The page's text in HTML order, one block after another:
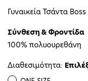
Γυναικεία Τσάντα Boss
Σύνθεση & Φροντίδα
100% πολυουρεθάνη
Διαθεσιμότητα: